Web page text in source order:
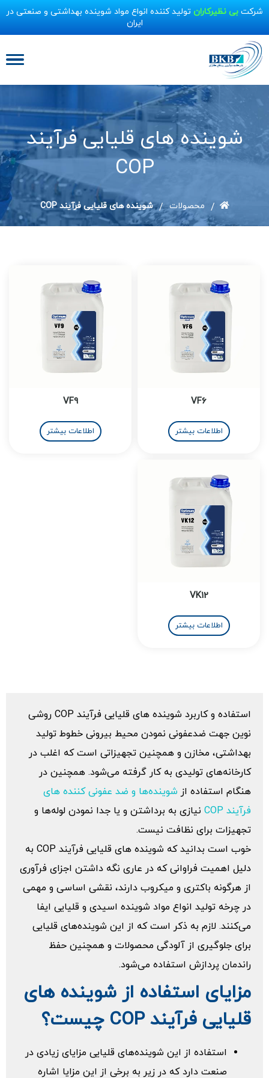
شرکت بی نظیرکاران تولید کننده انواع مواد شوینده بهداشتی و صنعتی در
ایران
شوینده های قلیایی فرآیند
COP
/ محصولات / شوینده های قلیایی فرآیند COP
VF6
اطلاعات بیشتر
VF9
اطلاعات بیشتر
VK12
اطلاعات بیشتر
استفاده و کاربرد شوینده های قلیایی فرآیند COP روشی
نوین جهت ضدعفونی نمودن محیط بیرونی خطوط تولید
بهداشتی، مخازن و همچنین تجهیزاتی است که اغلب در
کارخانه‌‌های تولیدی به کار گرفته می‌‌شود. همچنین در
هنگام استفاده از شوینده‌‌ها و ضد عفونی کننده های
فرآیند COP
نیازی به برداشتن و یا جدا نمودن لوله‌‌ها و
تجهیزات برای نظافت نیست.
خوب است بدانید که شوینده های قلیایی فرآیند COP به
دلیل اهمیت فراوانی که در عاری نگه داشتن اجزای فرآوری
از هرگونه باکتری و میکروب دارند، نقشی اساسی و مهمی
در چرخه تولید انواع مواد شوینده اسیدی و قلیایی ایفا
می‌کنند. لازم به ذکر است که از این شوینده‌‌های قلیایی
برای جلوگیری از آلودگی محصولات و همچنین حفظ
راندمان پردازش استفاده می‌‌شود.
مزایای استفاده از شوینده های
قلیایی فرآیند COP چیست؟
استفاده از این شوینده‌‌های قلیایی مزایای زیادی در
صنعت دارد که در زیر به برخی از این مزایا اشاره